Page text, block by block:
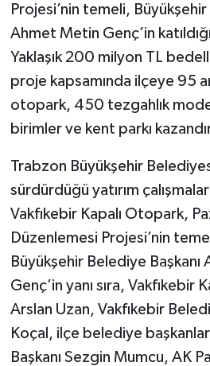
Projesi’nin temeli,
Ahmet Metin Genç’in
Yaklaşık 200 milyon TL
proje kapsamında ilçeye 95
otopark, 450 tezgahlık
birimler ve kent parkı
Trabzon Büyükşehir
sürdürdüğü yatırım
Vakfıkebir Kapalı Otopark,
Düzenlemesi Projesi’nin
Büyükşehir Belediye
Genç’in yanı sıra, Vakfıkebir
Arslan Uzan, Vakfıkebir
Koçal, ilçe belediye
Başkanı Sezgin Mumcu, AK